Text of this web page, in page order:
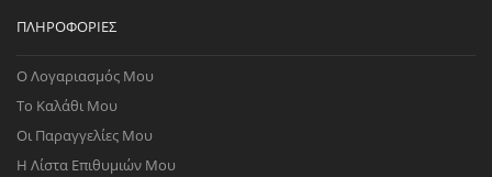
ΠΛΗΡΟΦΟΡΊΕΣ
Ο Λογαριασμός Μου
Το Καλάθι Μου
Οι Παραγγελίες Μου
Η Λίστα Επιθυμιών Μου